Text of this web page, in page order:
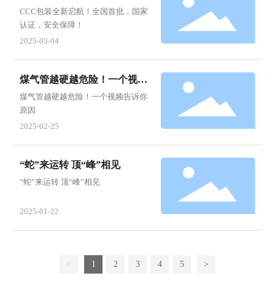
批，国家认证，安全保障！
CCC包装全新启航！全国首批，国家
认证，安全保障！
2025-03-04
煤气管越硬越危险！一个视频
告诉你原因
煤气管越硬越危险！一个视频告诉你
原因
2025-02-25
“蛇”来运转 顶“峰”相见
“蛇”来运转 顶“峰”相见
2025-01-22
< 1 2 3 4 5 >